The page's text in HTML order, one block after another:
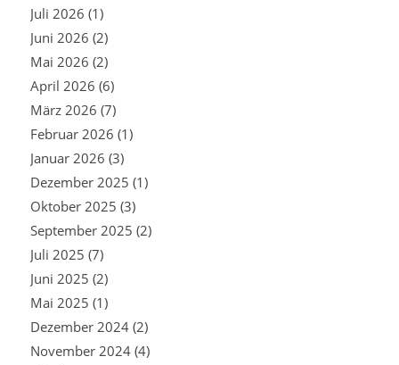
Juli 2026 (1)
Juni 2026 (2)
Mai 2026 (2)
April 2026 (6)
März 2026 (7)
Februar 2026 (1)
Januar 2026 (3)
Dezember 2025 (1)
Oktober 2025 (3)
September 2025 (2)
Juli 2025 (7)
Juni 2025 (2)
Mai 2025 (1)
Dezember 2024(2)
November 2024(4)